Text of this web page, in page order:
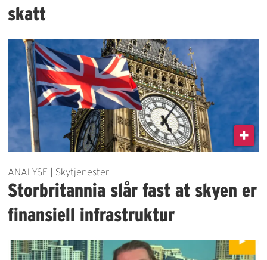
skatt
ANALYSE | Skytjenester
Storbritannia slår fast at skyen er
finansiell infrastruktur